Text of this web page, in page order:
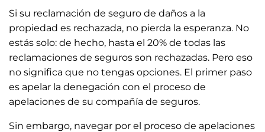
Si su reclamación de seguro de daños a la
propiedad es rechazada, no pierda la esperanza. No
estás solo: de hecho, hasta el 20% de todas las
reclamaciones de seguros son rechazadas. Pero eso
no significa que no tengas opciones. El primer paso
es apelar la denegación con el proceso de
apelaciones de su compañía de seguros.
Sin embargo, navegar por el proceso de apelaciones